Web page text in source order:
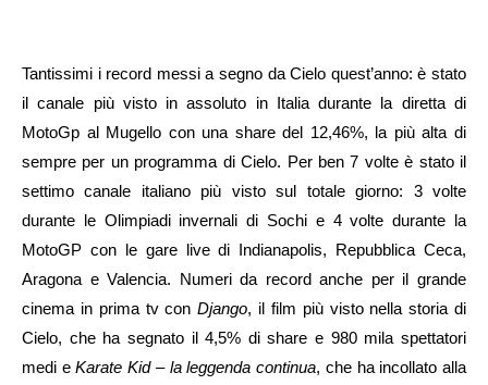
Tantissimi i record messi a segno da Cielo quest’anno: è stato
il canale più visto in assoluto in Italia durante la diretta di
MotoGp al Mugello con una share del 12,46%, la più alta di
sempre per un programma di Cielo. Per ben 7 volte è stato il
settimo canale italiano più visto sul totale giorno: 3 volte
durante le Olimpiadi invernali di Sochi e 4 volte durante la
MotoGP con le gare live di Indianapolis, Repubblica Ceca,
Aragona e Valencia. Numeri da record anche per il grande
cinema in prima tv conDjango, il film più visto nella storia di
Cielo, che ha segnato il 4,5% di share e 980 mila spettatori
medi eKarate Kid – la leggenda continua, che ha incollato alla